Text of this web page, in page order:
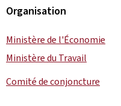
Organisation
Ministère de l'Économie
Ministère du Travail
Comité de conjoncture